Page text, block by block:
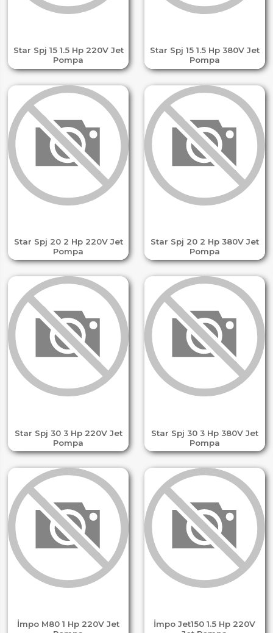
Star Spj 15 1.5 Hp 220V Jet
Pompa
Star Spj 15 1.5 Hp 380V Jet
Pompa
Star Spj 20 2 Hp 220V Jet
Pompa
Star Spj 20 2 Hp 380V Jet
Pompa
Star Spj 30 3 Hp 220V Jet
Pompa
Star Spj 30 3 Hp 380V Jet
Pompa
İmpo M80 1 Hp 220V Jet
İmpo Jet150 1.5 Hp 220V